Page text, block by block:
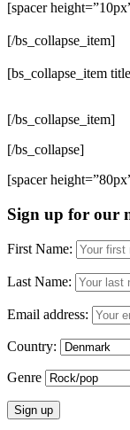
[spacer
[/bs_collapse_item]
[bs_collapse_item
[/bs_collapse_item]
[/bs_collapse]
[spacer
Sign up for our
First Name:
Last Name:
Email address:
Country:
Genre